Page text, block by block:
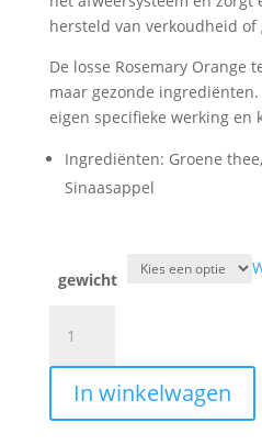
hersteld van verkoudheid of
De losse Rosemary Orange
maar gezonde
eigen specifieke werking en
Ingrediënten: Groene
Sinaasappel
gewicht
Rosemary
Orange
aantal
In winkelwagen